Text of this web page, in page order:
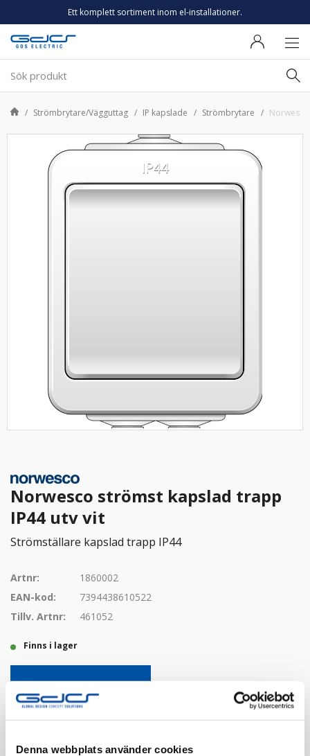
Denna webbplats använder cookies
Ett komplett sortiment inom el-installationer.
Strömbrytare/Vägguttag IP kapslade Strömbrytare
Norwesco strömst kapslad trapp
IP44 utv vit
Strömställare kapslad trapp IP44
Artnr:
1860002
EAN-kod:
7394438610522
Tillv. Artnr:
461052
Finns i lager
Registrera dig